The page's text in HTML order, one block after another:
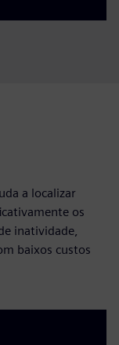
a localizar
os
inatividade,
baixos custos